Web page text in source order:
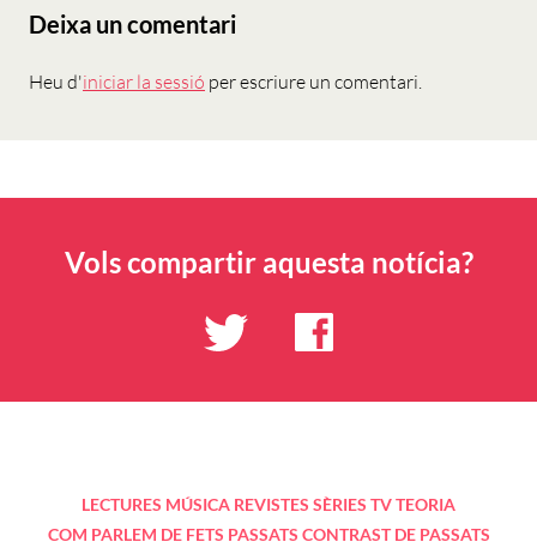
Deixa un comentari
Heu d'iniciar la sessió per escriure un comentari.
Vols compartir aquesta notícia?
LECTURES MÚSICA REVISTES SÈRIES TVTEORIA
COM PARLEM DE FETS PASSATS CONTRAST DE PASSATS